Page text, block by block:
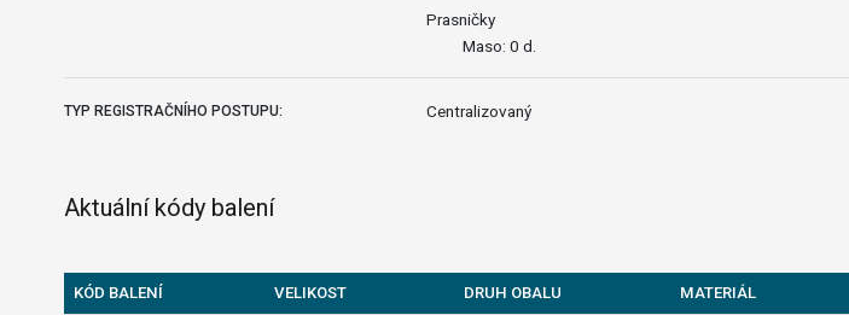
Prasničky
Maso: 0 d.
TYP REGISTRAČNÍHO POSTUPU: Centralizovaný
Aktuální kódy balení
KÓD BALENÍ VELIKOST DRUH OBALU MATERIÁL